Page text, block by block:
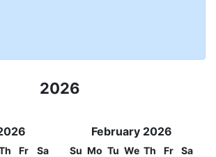
2026
Fr Sa
February 2026
Su Mo Tu We Th Fr Sa